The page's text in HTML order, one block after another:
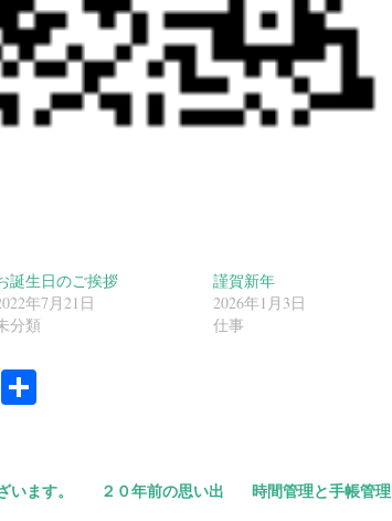
誕生日のご挨拶
年7月21日
分類
謹賀新年
2026年1月3日
仕事
G
ます。 ２０年前の思い出
時間管理と手帳管理